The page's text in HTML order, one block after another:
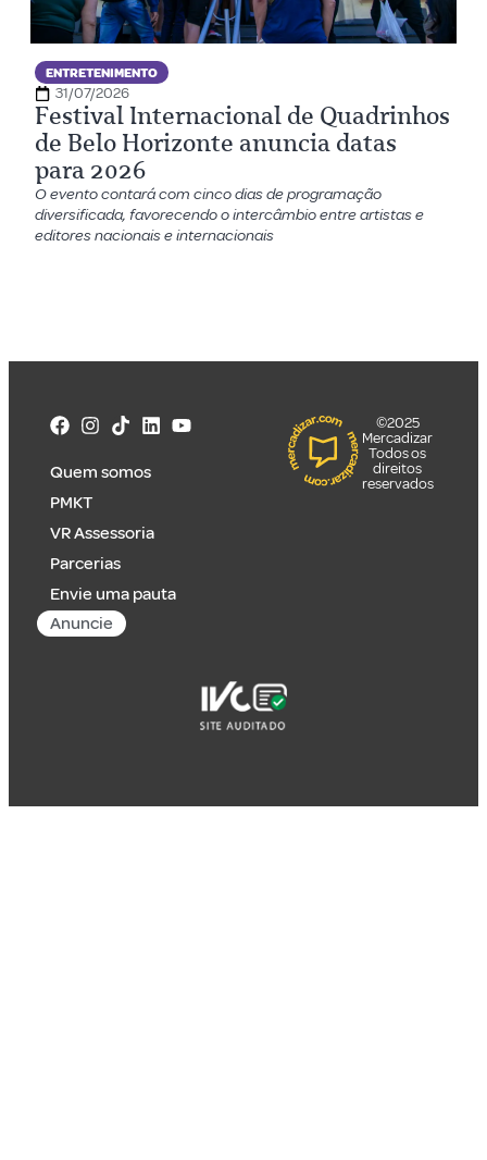
ENTRETENIMENTO
31/07/2026
Festival Internacional de Quadrinhos
de Belo Horizonte anuncia datas
para 2026
O evento contará com cinco dias de programação
diversificada, favorecendo o intercâmbio entre artistas e
editores nacionais e internacionais
Quem somos
PMKT
VR Assessoria
Parcerias
Envie uma pauta
Anuncie
©2025
Mercadizar
Todos os
direitos
reservados